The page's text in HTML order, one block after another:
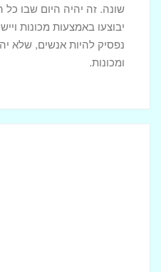
שונה. זה יהיה היום שבו כל
יבוצעו באמצעות מכונות
נפסיק להיות אנשים, שלא
ומכונות.